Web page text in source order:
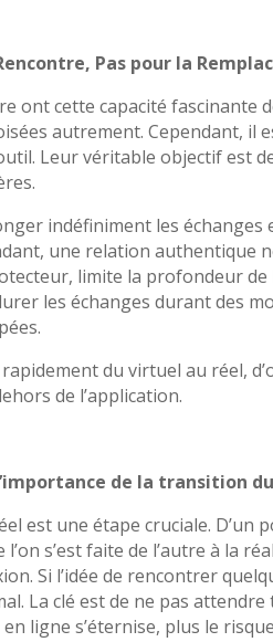
Pas pour la
ont cette capacité fascinante
autrement. Cependant, il
Leur véritable objectif est
indéfiniment les échanges
une relation authentique
limite la profondeur de
les échanges durant des
du virtuel au réel,
de l’application.
de la transition
est une étape cruciale. D’un
s’est faite de l’autre à la
Si l’idée de rencontrer
La clé est de ne pas
ligne s’éternise, plus le